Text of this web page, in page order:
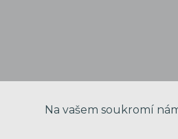
Na vašem soukromí